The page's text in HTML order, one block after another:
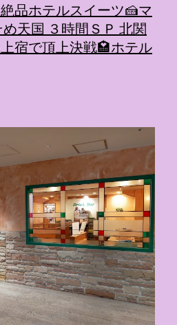
品ホテルスイーツ🍰マ
天国 ３時間ＳＰ 北関
宿で頂上決戦🏩ホテル